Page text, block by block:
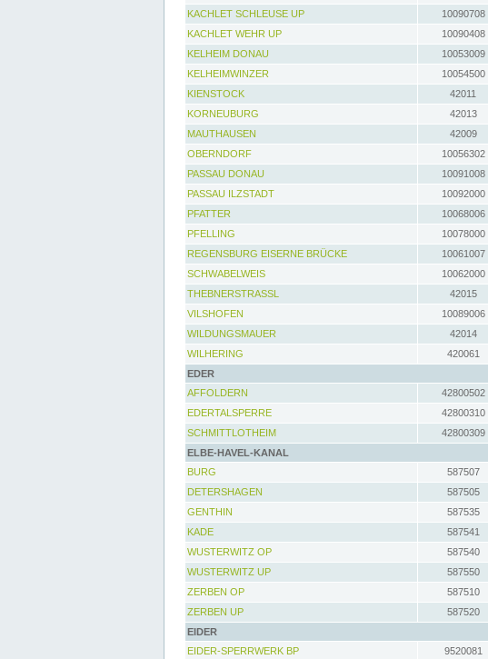
KACHLET SCHLEUSE UP
10090708
KACHLET WEHR UP
10090408
KELHEIM DONAU
10053009
KELHEIMWINZER
10054500
KIENSTOCK
42011
KORNEUBURG
42013
MAUTHAUSEN
42009
OBERNDORF
10056302
PASSAU DONAU
10091008
PASSAU ILZSTADT
10092000
PFATTER
10068006
PFELLING
10078000
REGENSBURG EISERNE BRÜCKE
10061007
SCHWABELWEIS
10062000
THEBNERSTRASSL
42015
VILSHOFEN
10089006
WILDUNGSMAUER
42014
WILHERING
420061
EDER
AFFOLDERN
42800502
EDERTALSPERRE
42800310
SCHMITTLOTHEIM
42800309
ELBE-HAVEL-KANAL
BURG
587507
DETERSHAGEN
587505
GENTHIN
587535
KADE
587541
WUSTERWITZ OP
587540
WUSTERWITZ UP
587550
ZERBEN OP
587510
ZERBEN UP
587520
EIDER
EIDER-SPERRWERK BP
9520081